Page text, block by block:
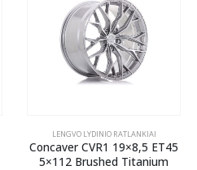
LENGVO LYDINIO RATLANKIAI
Concaver CVR1 19×8,5 ET45
5×112 Brushed Titanium